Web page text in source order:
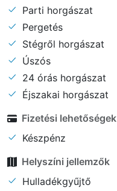
Parti horgászat
Pergetés
Stégről horgászat
Úszós
24 órás horgászat
Éjszakai horgászat
Fizetési lehetőségek
Készpénz
Helyszíni jellemzők
Hulladékgyűjtő